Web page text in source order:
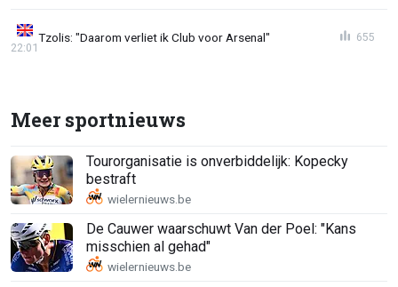
Tzolis: "Daarom verliet ik Club voor Arsenal"
22:01
655
Meer sportnieuws
Tourorganisatie is onverbiddelijk: Kopecky
bestraft
De Cauwer waarschuwt Van der Poel: "Kans
misschien al gehad"